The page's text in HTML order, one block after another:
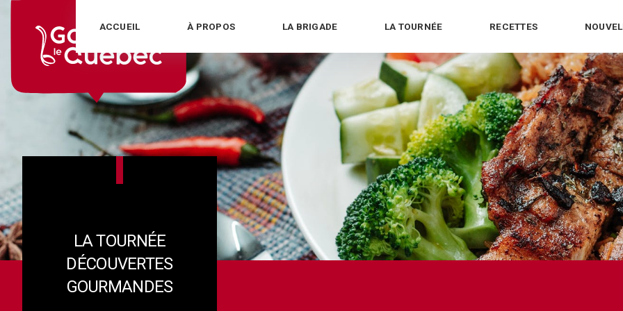
Skip
content
ACCUEIL À PROPOS LA BRIGADE LA TOURNÉE RECETTES
LA TOURNÉE
DÉCOUVERTES
GOURMANDES